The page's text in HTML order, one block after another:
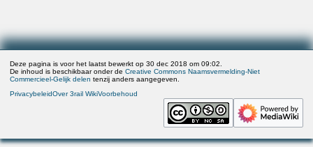
Deze pagina is voor het laatst bewerkt op 30 dec 2018 om 09:02.
De inhoud is beschikbaar onder deCreative Commons Naamsvermelding-Niet
Commercieel-Gelijk delen tenzij anders aangegeven.
PrivacybeleidOver 3rail WikiVoorbehoud